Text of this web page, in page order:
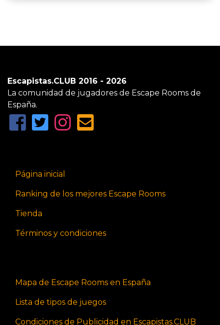
Escapistas.CLUB 2016 - 2026
La comunidad de jugadores de Escape Rooms de
España.
Página inicial
Ranking de los mejores Escape Rooms
Tienda
Términos y condiciones
Mapa de Escape Rooms en España
Lista de tipos de juegos
Condiciones de Publicidad en Escapistas.CLUB